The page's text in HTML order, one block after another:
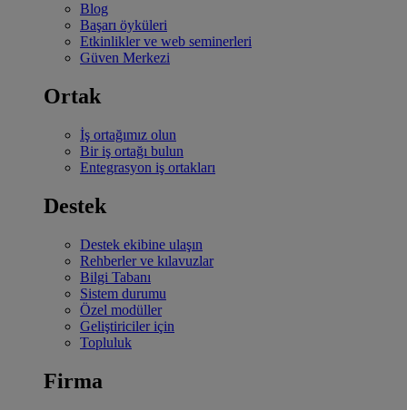
Blog
Başarı öyküleri
Etkinlikler ve web seminerleri
Güven Merkezi
Ortak
İş ortağımız olun
Bir iş ortağı bulun
Entegrasyon iş ortakları
Destek
Destek ekibine ulaşın
Rehberler ve kılavuzlar
Bilgi Tabanı
Sistem durumu
Özel modüller
Geliştiriciler için
Topluluk
Firma